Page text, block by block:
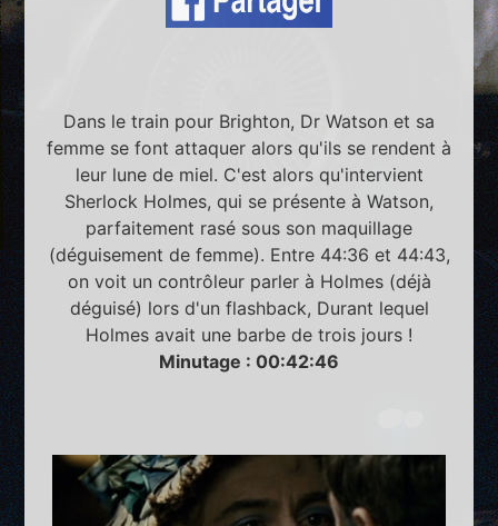
Dans le train pour Brighton, Dr Watson et sa
femme se font attaquer alors qu'ils se rendent à
leur lune de miel. C'est alors qu'intervient
Sherlock Holmes, qui se présente à Watson,
parfaitement rasé sous son maquillage
(déguisement de femme). Entre 44:36 et 44:43,
on voit un contrôleur parler à Holmes (déjà
déguisé) lors d'un flashback, Durant lequel
Holmes avait une barbe de trois jours !
Minutage : 00:42:46